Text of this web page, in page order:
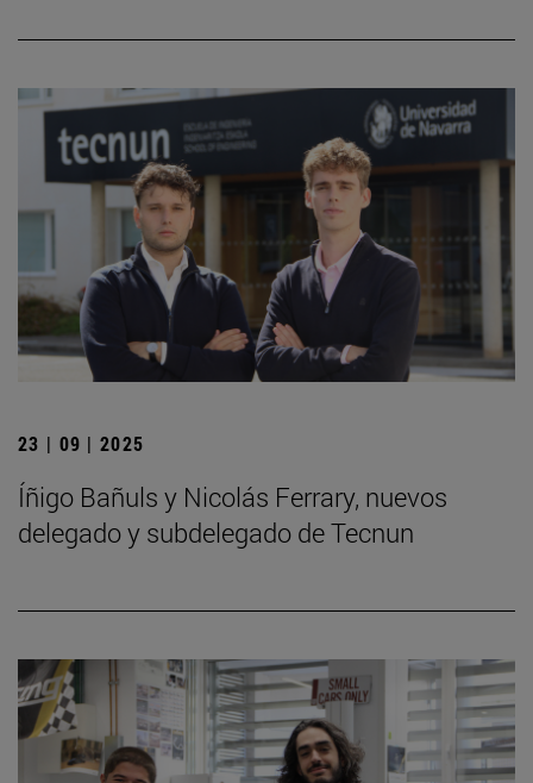
23 | 09 | 2025
Íñigo Bañuls y Nicolás Ferrary, nuevos
delegado y subdelegado de Tecnun